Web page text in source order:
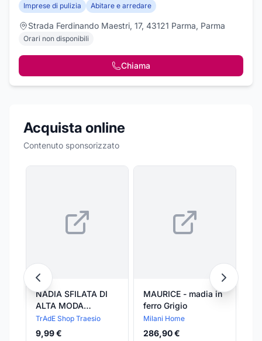
Imprese di pulizia Abitare e arredare
Strada Ferdinando Maestri, 17, 43121 Parma, Parma
Orari non disponibili
Chiama
Acquista online
Contenuto sponsorizzato
NADIA SFILATA DI
ALTA MODA
BAMBOLE
SPAZZOLA BORSE
TrAdE Shop Traesio
9,99 €
MAURICE - madia in
ferro Grigio
Milani Home
286,90 €